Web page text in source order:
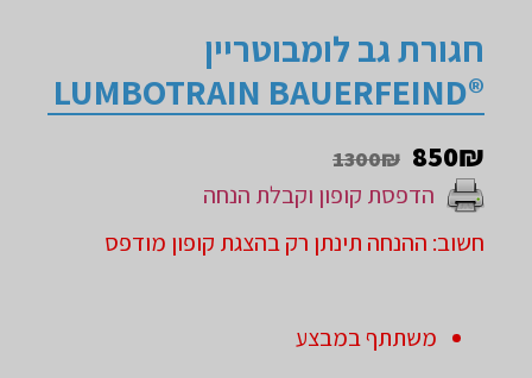
חגורת גב לומבוטריין
®LUMBOTRAIN BAUERFEIND
1300₪ 850₪
הדפסת קופון וקבלת הנחה
חשוב: ההנחה תינתן רק בהצגת קופון מודפס
משתתף במבצע